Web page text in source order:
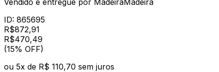
ID: 865695
R$872,91
R$470,49
(15% OFF)
ou 5x de R$ 110,70 sem juros